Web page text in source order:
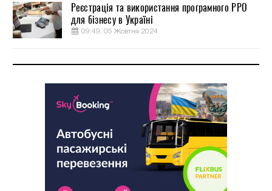
Реєстрація та використання програмного РРО
для бізнесу в Україні
09:49, 05 Жовтня 2024